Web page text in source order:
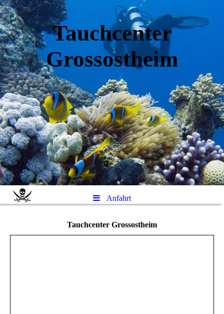
Tauchcenter
Grossostheim
Anfahrt
Tauchcenter Grossostheim